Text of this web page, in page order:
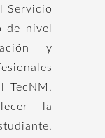
Servicio
de nivel
y
TecNM,
la